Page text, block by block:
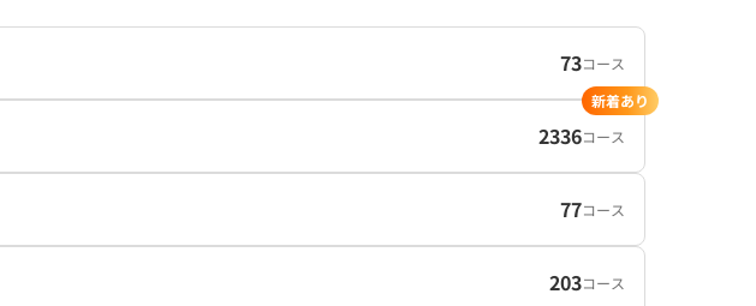
73コース
2336コース
新着あり
77コース
203コース